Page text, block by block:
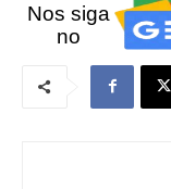
Nos siga
no